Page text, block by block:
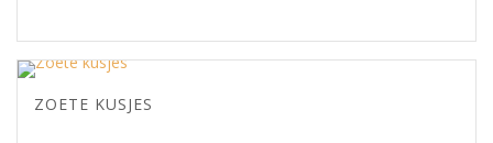
€54,00
ZOETE KUSJES